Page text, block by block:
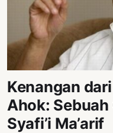
Kenangan
Ahok:
Syafi’i Ma’arif